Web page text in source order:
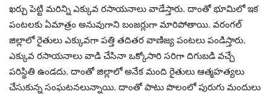
ఖర్చు పెట్టి మరిన్ని ఎక్కువ రసాయనాలు వాడేస్తారు. దాంతో భూమిలో ఇక
పంటలకు ఏమాత్రం అనువుగాని బంజర్లుగా మారిపోతాయి. వరంగల్‌
జిల్లాలో రైతులు ఎక్కువగా పత్తి తదితర వాణిజ్య పంటలు పండిస్తారు.
ఎక్కువ రసాయనాలు వాడి చేసినా ఒక్కోసారి సరిగా దిగుబడి వచ్చే
పరిస్థితి ఉండదు. దాంతో జిల్లాలో అనేక మంది రైతులు ఆత్మహత్యలు
చేసుకున్న సంఘటనలున్నాయి. దాంతో పాటు పొలంలో పురుగు మందులు